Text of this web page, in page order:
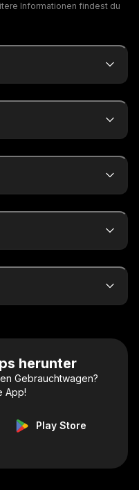
Informationen findest du
herunter
Gebrauchtwagen?
App!
Play Store